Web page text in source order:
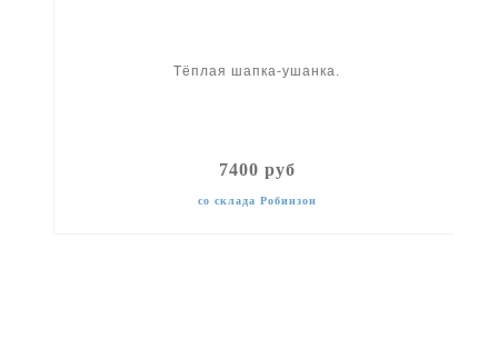
Тёплая шапка-ушанка.
7400 руб
со склада Робинзон